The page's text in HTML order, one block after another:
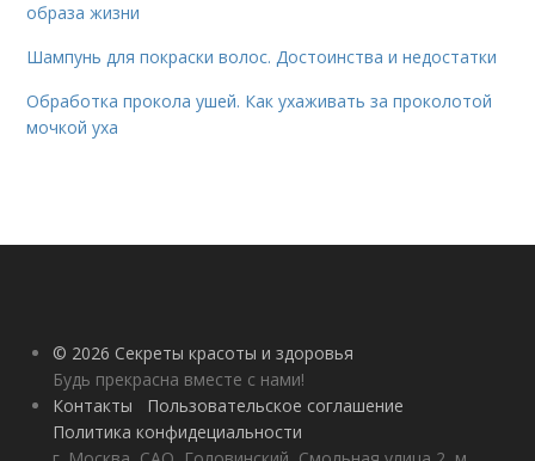
образа жизни
Шампунь для покраски волос. Достоинства и недостатки
Обработка прокола ушей. Как ухаживать за проколотой
мочкой уха
© 2026 Секреты красоты и здоровья
Будь прекрасна вместе с нами!
Контакты
Пользовательское соглашение
Политика конфидециальности